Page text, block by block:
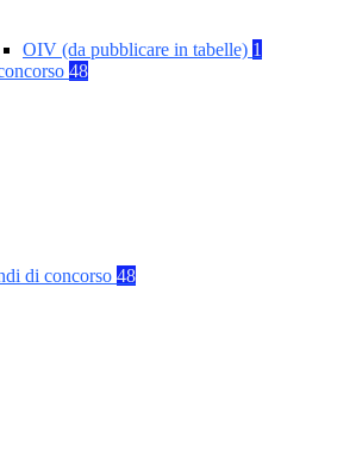
OIV (da pubblicare in tabelle) 1
48
di concorso 48